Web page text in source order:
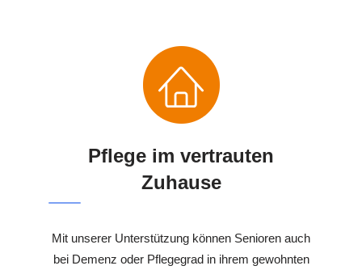
Pflege im vertrauten
Zuhause
Mit unserer Unterstützung können Senioren auch
bei Demenz oder Pflegegrad in ihrem gewohnten